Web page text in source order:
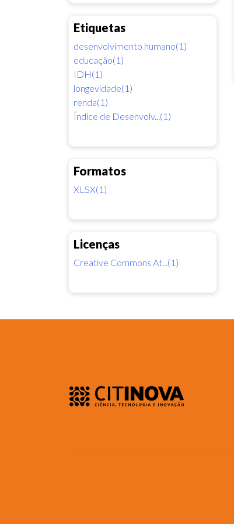
Etiquetas
desenvolvimento humano(1)
educação(1)
IDH(1)
longevidade(1)
renda(1)
Índice de Desenvolv...(1)
Formatos
XLSX(1)
Licenças
Creative Commons At...(1)